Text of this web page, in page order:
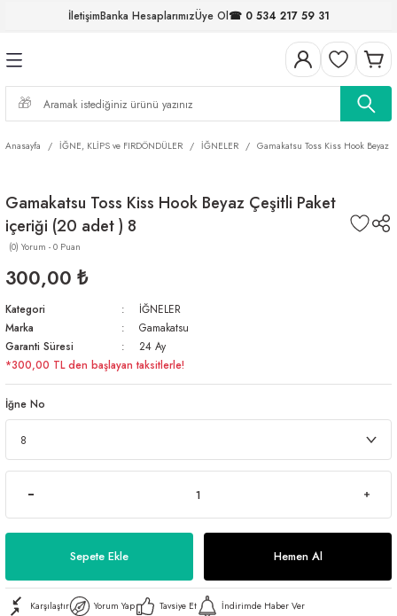
İletişimBanka HesaplarımızÜye Ol☎ 0 534 217 59 31
Geri Dön
Geri Dön
Geri Dön
MİSİNALAR
Geri Dön
FIRDÖNDÜLER
Geri Dön
Geri Dön
Geri Dön
Geri Dön
Anasayfa İĞNE, KLİPS ve FIRDÖNDÜLER İĞNELER Gamakatsu Toss Kiss Hook Beyaz
Gamakatsu Toss Kiss Hook Beyaz Çeşitli Paket
içeriği (20 adet ) 8
(0) Yorum - 0 Puan
300,00 ₺
Kategori
İĞNELER
Marka
Gamakatsu
Garanti Süresi
24 Ay
*300,00 TL den başlayan taksitlerle!
İğne No
Sepete Ekle Hemen Al
Karşılaştır Yorum Yap Tavsiye Et İndirimde Haber Ver